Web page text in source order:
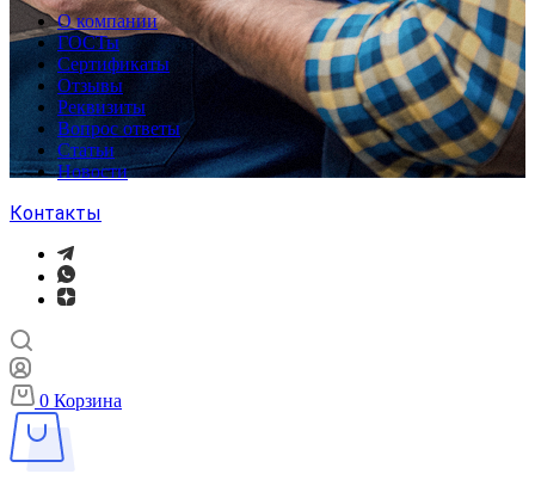
О компании
ГОСТы
Сертификаты
Отзывы
Реквизиты
Вопрос ответы
Статьи
Новости
Контакты
0 Корзина